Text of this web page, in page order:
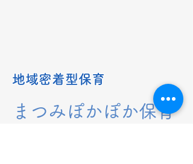
地域密着型保育
​まつみぽかぽか保育